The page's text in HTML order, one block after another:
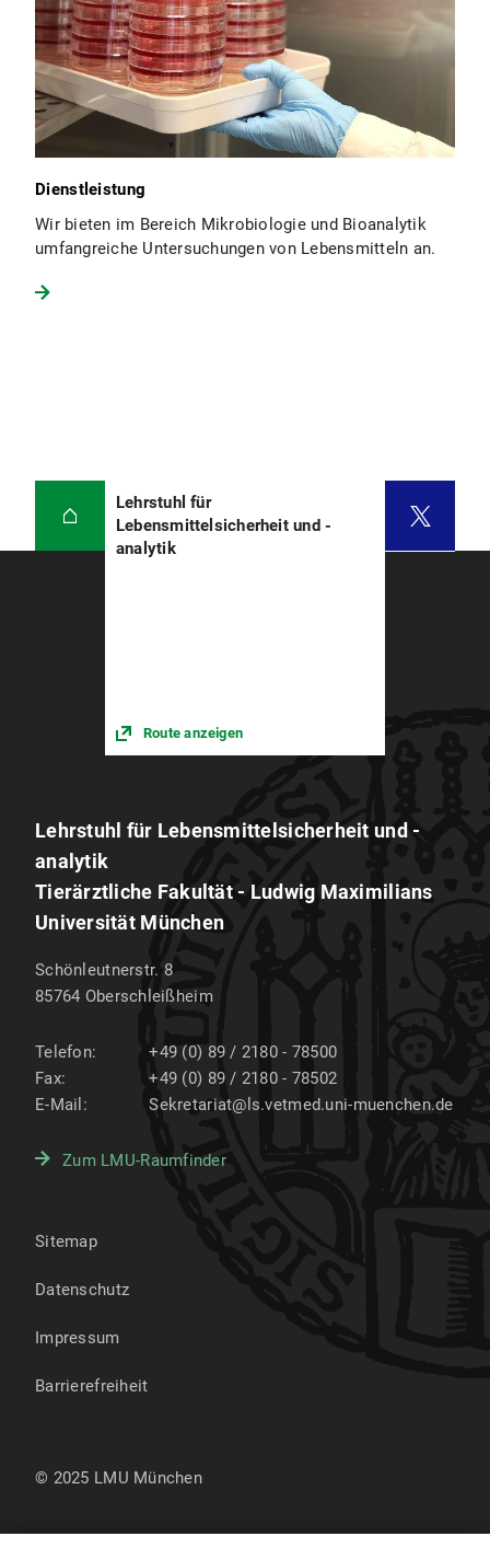
Dienstleistung
Wir bieten im Bereich Mikrobiologie und Bioanalytik
umfangreiche Untersuchungen von Lebensmitteln an.
Lehrstuhl für
Lebensmittelsicherheit und -
analytik
Route anzeigen
Lehrstuhl für Lebensmittelsicherheit und -
analytik
Tierärztliche Fakultät - Ludwig Maximilians
Universität München
Schönleutnerstr. 8
85764 Oberschleißheim
Telefon:
+49 (0) 89 / 2180 - 78500
Fax:
+49 (0) 89 / 2180 - 78502
E-Mail:
Sekretariat@ls.vetmed.uni-muenchen.de
Zum LMU-Raumfinder
Sitemap
Datenschutz
Impressum
Barrierefreiheit
© 2025 LMU München